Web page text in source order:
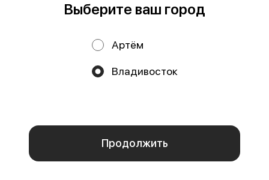
аналитических сервисов согласно нашейполитике
конфиденциальности
Выберите ваш город
Артём
Владивосток